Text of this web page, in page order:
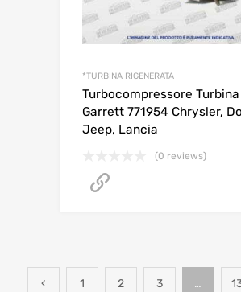
*TURBINA RIGENERATA
Turbocompressore Turbina
Garrett 771954 Chrysler,
Jeep, Lancia
(0 reviews)
1 2 3 …